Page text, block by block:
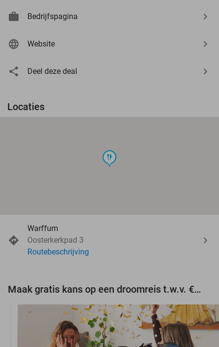
Bedrijfspagina
Website
Deel deze deal
Locaties
food
Warffum
Oosterkerkpad 3
Routebeschrijving
Maak gratis kans op een droomreis t.w.v. €3.000!